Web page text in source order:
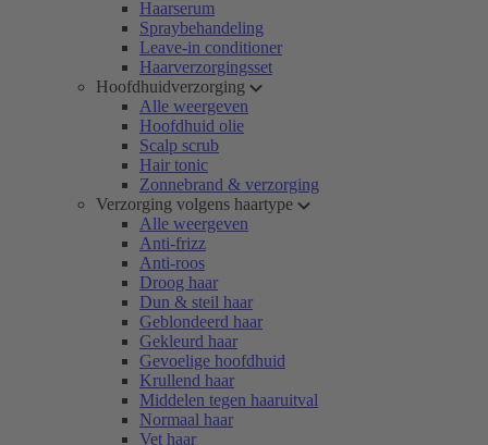
Haarserum
Spraybehandeling
Leave-in conditioner
Haarverzorgingsset
Hoofdhuidverzorging
Alle weergeven
Hoofdhuid olie
Scalp scrub
Hair tonic
Zonnebrand & verzorging
Verzorging volgens haartype
Alle weergeven
Anti-frizz
Anti-roos
Droog haar
Dun & steil haar
Geblondeerd haar
Gekleurd haar
Gevoelige hoofdhuid
Krullend haar
Middelen tegen haaruitval
Normaal haar
Vet haar